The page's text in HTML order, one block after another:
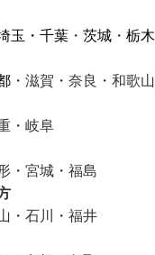
玉 ・ 千葉・ 茨城・ 栃木
・滋賀・奈良・和歌山
・岐阜
・宮城・福島
・石川・福井